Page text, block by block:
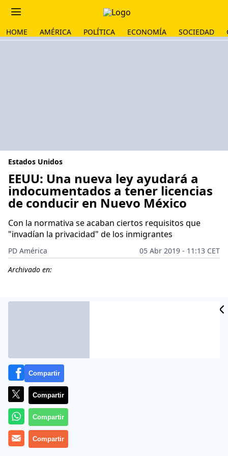
HOME AMÉRICA POLÍTICA ECONOMÍA SOCIEDAD
Estados Unidos
EEUU: Una nueva ley ayudará a
indocumentados a tener licencias
de conducir en Nuevo México
Con la normativa se acaban ciertos requisitos que
"invadían la privacidad" de los inmigrantes
PD América
05 Abr 2019 - 11:13 CET
Archivado en:
Los inmigrantes en
pequeña victoria. La gobernadora de Nuevo México,
Compartir
Compartir
Compartir
Compartir